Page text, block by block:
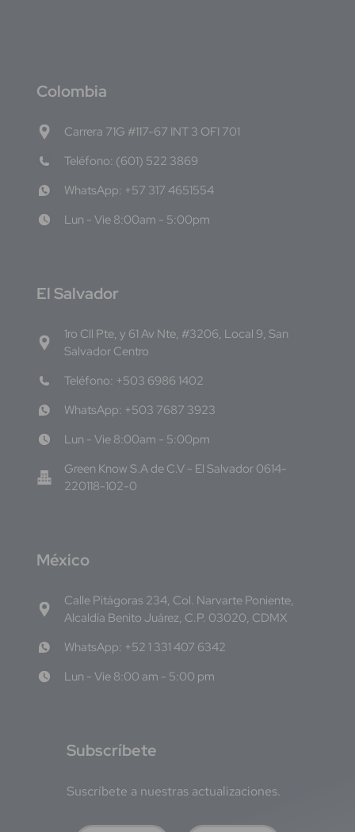
Colombia
Carrera 71G #117-67 INT 3 OFI 701
Teléfono: (601) 522 3869
WhatsApp: +57 317 4651554
Lun - Vie 8:00am - 5:00pm
El Salvador
1ro Cll Pte, y 61 Av Nte, #3206, Local 9, San
Salvador Centro
Teléfono: +503 6986 1402
WhatsApp: +503 7687 3923
Lun - Vie 8:00am - 5:00pm
Green Know S.A de C.V - El Salvador 0614-
220118-102-0
México
Calle Pitágoras 234, Col. Narvarte Poniente,
Alcaldía Benito Juárez, C.P. 03020, CDMX
WhatsApp: +52 1 331 407 6342
Lun - Vie 8:00 am - 5:00 pm
Subscríbete
Suscríbete a nuestras actualizaciones.